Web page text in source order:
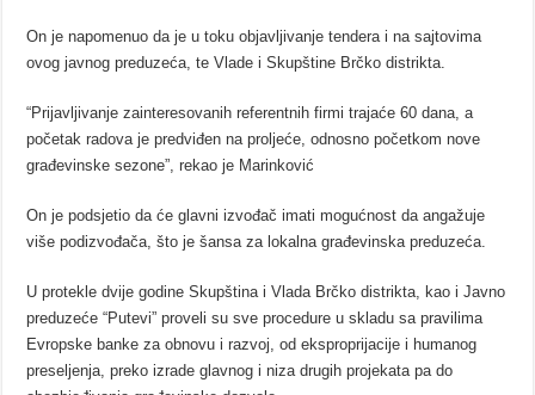
On je napomenuo da je u toku objavljivanje tendera i na sajtovima
ovog javnog preduzeća, te Vlade i Skupštine Brčko distrikta.
“Prijavljivanje zainteresovanih referentnih firmi trajaće 60 dana, a
početak radova je predviđen na proljeće, odnosno početkom nove
građevinske sezone”, rekao je Marinković
On je podsjetio da će glavni izvođač imati mogućnost da angažuje
više podizvođača, što je šansa za lokalna građevinska preduzeća.
U protekle dvije godine Skupština i Vlada Brčko distrikta, kao i Javno
preduzeće “Putevi” proveli su sve procedure u skladu sa pravilima
Evropske banke za obnovu i razvoj, od eksproprijacije i humanog
preseljenja, preko izrade glavnog i niza drugih projekata pa do